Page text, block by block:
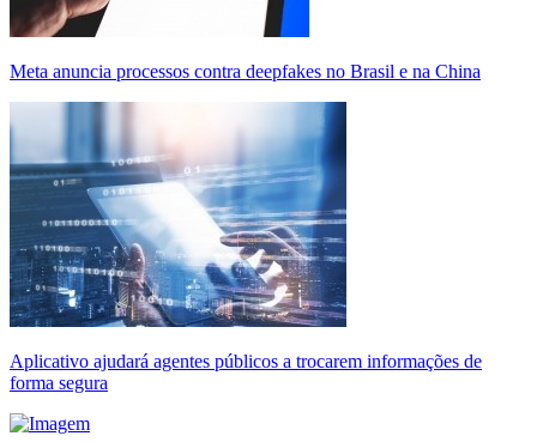
Meta anuncia processos contra deepfakes no Brasil e na China
Aplicativo ajudará agentes públicos a trocarem informações de
forma segura